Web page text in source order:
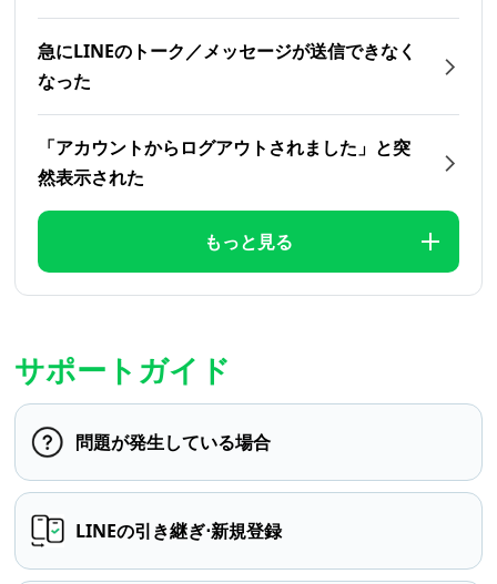
急にLINEのトーク／メッセージが送信できなく
なった
「アカウントからログアウトされました」と突
然表示された
もっと見る
サポートガイド
問題が発生している場合
LINEの引き継ぎ⋅新規登録